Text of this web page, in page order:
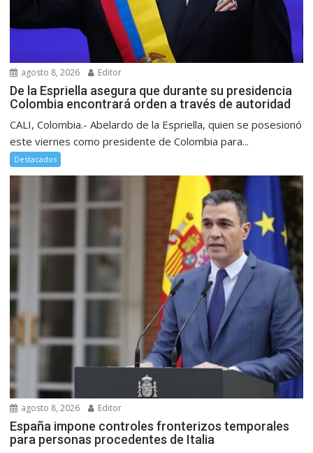
agosto 8, 2026 Editor
De la Espriella asegura que durante su presidencia
Colombia encontrará orden a través de autoridad
CALI, Colombia.- Abelardo de la Espriella, quien se posesionó
este viernes como presidente de Colombia para...
Destacados
agosto 8, 2026 Editor
España impone controles fronterizos temporales
para personas procedentes de Italia